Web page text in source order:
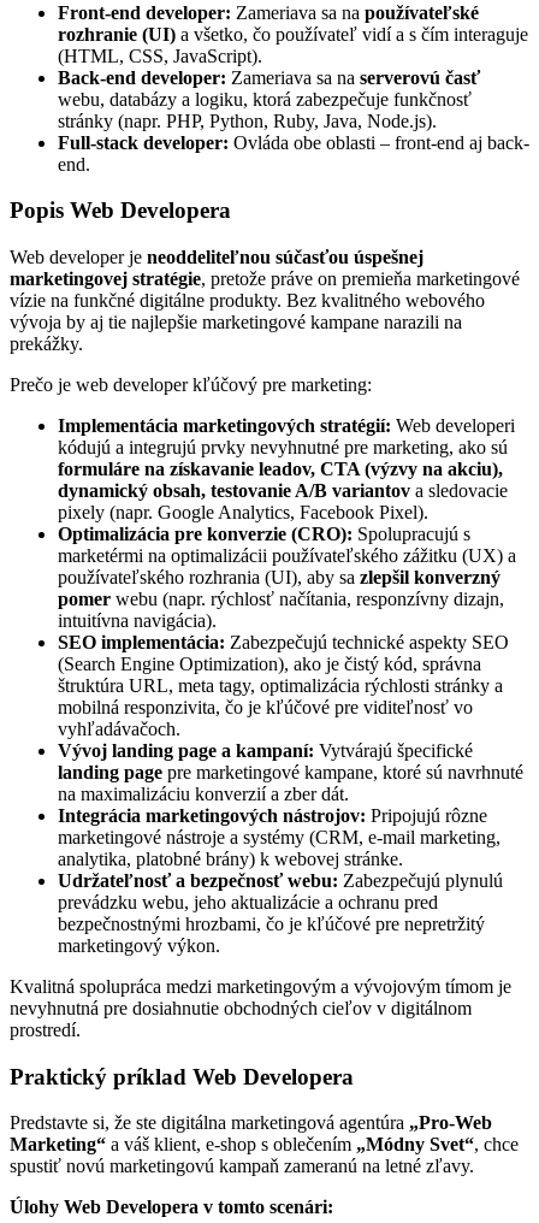
Front-end developer: Zameriava sa na používateľské
rozhranie (UI) a všetko, čo používateľ vidí a s čím interaguje
(HTML, CSS, JavaScript).
Back-end developer: Zameriava sa na serverovú časť
webu, databázy a logiku, ktorá zabezpečuje funkčnosť
stránky (napr. PHP, Python, Ruby, Java, Node.js).
Full-stack developer: Ovláda obe oblasti – front-end aj back-
end.
Popis Web Developera
Web developer je neoddeliteľnou súčasťou úspešnej
marketingovej stratégie, pretože práve on premieňa marketingové
vízie na funkčné digitálne produkty. Bez kvalitného webového
vývoja by aj tie najlepšie marketingové kampane narazili na
prekážky.
Prečo je web developer kľúčový pre marketing:
Implementácia marketingových stratégií: Web developeri
kódujú a integrujú prvky nevyhnutné pre marketing, ako sú
formuláre na získavanie leadov, CTA (výzvy na akciu),
dynamický obsah, testovanie A/B variantov a sledovacie
pixely (napr. Google Analytics, Facebook Pixel).
Optimalizácia pre konverzie (CRO): Spolupracujú s
marketérmi na optimalizácii používateľského zážitku (UX) a
používateľského rozhrania (UI), aby sa zlepšil konverzný
pomer webu (napr. rýchlosť načítania, responzívny dizajn,
intuitívna navigácia).
SEO implementácia: Zabezpečujú technické aspekty SEO
(Search Engine Optimization), ako je čistý kód, správna
štruktúra URL, meta tagy, optimalizácia rýchlosti stránky a
mobilná responzivita, čo je kľúčové pre viditeľnosť vo
vyhľadávačoch.
Vývoj landing page a kampaní: Vytvárajú špecifické
landing page pre marketingové kampane, ktoré sú navrhnuté
na maximalizáciu konverzií a zber dát.
Integrácia marketingových nástrojov: Pripojujú rôzne
marketingové nástroje a systémy (CRM, e-mail marketing,
analytika, platobné brány) k webovej stránke.
Udržateľnosť a bezpečnosť webu: Zabezpečujú plynulú
prevádzku webu, jeho aktualizácie a ochranu pred
bezpečnostnými hrozbami, čo je kľúčové pre nepretržitý
marketingový výkon.
Kvalitná spolupráca medzi marketingovým a vývojovým tímom je
nevyhnutná pre dosiahnutie obchodných cieľov v digitálnom
prostredí.
Praktický príklad Web Developera
Predstavte si, že ste digitálna marketingová agentúra „Pro-Web
Marketing“ a váš klient, e-shop s oblečením „Módny Svet“, chce
spustiť novú marketingovú kampaň zameranú na letné zľavy.
Úlohy Web Developera v tomto scenári: